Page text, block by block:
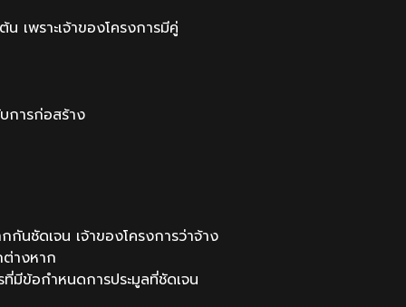
เพราะเจ้าของโครงการมีคู่
การก่อสร้าง
นชัดเจน เจ้าของโครงการว่าจ้าง
างหาก
ที่มีข้อกำหนดการประมูลที่ชัดเจน